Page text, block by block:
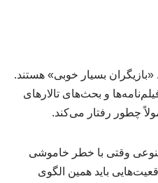
بسیار خوبی» هستند.
و بحث‌های تالارهای
چطور رفتار می‌کند.
۲۰۰۱: ادیسه فضایی)، هوش مصنوعی وقتی با خطر خاموشی
باید همین الگوی